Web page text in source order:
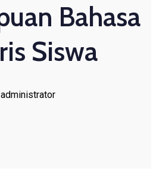
Bahasa
Siswa
administrator